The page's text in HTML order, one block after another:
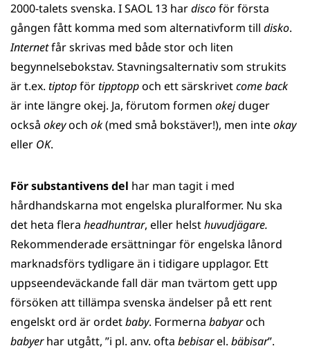
2000-talets svenska. I SAOL 13 hardiscoför första
gången fått komma med som alternativform till disko.
Internetfår skrivas med både stor och liten
begynnelsebokstav. Stavningsalternativ som strukits
är t.ex. tiptopförtipptoppoch ett särskrivetcome back
är inte längre okej. Ja, förutom formen okejduger
också okeyoch ok(med små bokstäver!), men inteokay
eller OK.
För substantivens del har man tagit i med
hårdhandskarna mot engelska pluralformer. Nu ska
det heta flera headhuntrar, eller helsthuvudjägare.
Rekommenderade ersättningar för engelska lånord
marknadsförs tydligare än i tidigare upplagor. Ett
uppseendeväckande fall där man tvärtom gett upp
försöken att tillämpa svenska ändelser på ett rent
engelskt ord är ordetbaby. Formerna babyaroch
babyerhar utgått, ”i pl. anv. ofta bebisarel. bäbisar”.